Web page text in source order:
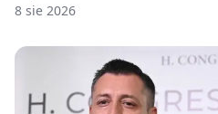
8 sie 2026